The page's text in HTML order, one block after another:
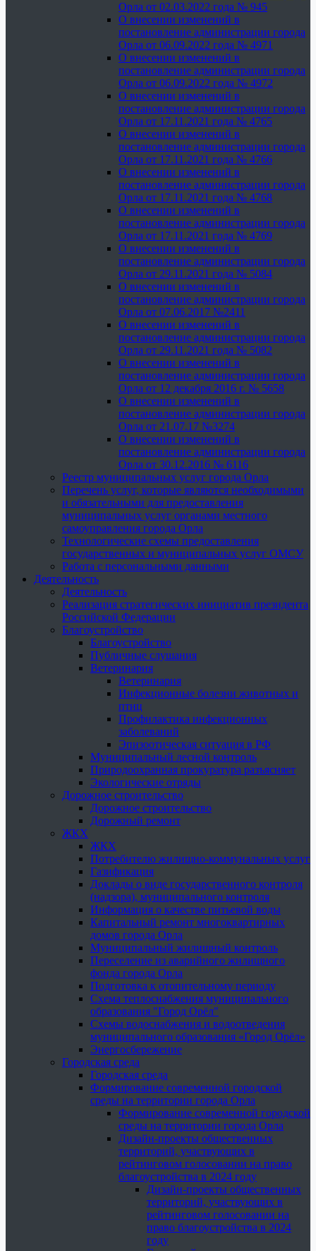
Орла от 02.03.2022 года № 945
О внесении изменений в
постановление администрации города
Орла от 06.09.2022 года № 4971
О внесении изменений в
постановление администрации города
Орла от 06.09.2022 года № 4972
О внесении изменений в
постановление администрации города
Орла от 17.11.2021 года № 4765
О внесении изменений в
постановление администрации города
Орла от 17.11.2021 года № 4766
О внесении изменений в
постановление администрации города
Орла от 17.11.2021 года № 4768
О внесении изменений в
постановление администрации города
Орла от 17.11.2021 года № 4769
О внесении изменений в
постановление администрации города
Орла от 29.11.2021 года № 5084
О внесении изменений в
постановление администрации города
Орла от 07.06.2017 №2411
О внесении изменений в
постановление администрации города
Орла от 29.11.2021 года № 5082
О внесении изменений в
постановление администрации города
Орла от 12 декабря 2016 г. № 5658
О внесении изменений в
постановление администрации города
Орла от 21.07.17 №3274
О внесении изменений в
постановление администрации города
Орла от 30.12.2016 № 6116
Реестр муниципальных услуг города Орла
Перечень услуг, которые являются необходимыми
и обязательными для предоставления
муниципальных услуг органами местного
самоуправления города Орла
Технологические схемы предоставления
государственных и муниципальных услуг ОМСУ
Работа с персональными данными
Деятельность
Деятельность
Реализация стратегических инициатив президента
Российской Федерации
Благоустройство
Благоустройство
Публичные слушания
Ветеринария
Ветеринария
Инфекционные болезни животных и
птиц
Профилактика инфекционных
заболеваний
Эпизоотическая ситуация в РФ
Муниципальный лесной контроль
Природоохранная прокуратура разъясняет
Экологические отряды
Дорожное строительство
Дорожное строительство
Дорожный ремонт
ЖКХ
ЖКХ
Потребителю жилищно-коммунальных услуг
Газификация
Доклады о виде государственного контроля
(надзора), муниципального контроля
Информация о качестве питьевой воды
Капитальный ремонт многоквартирных
домов города Орла
Муниципальный жилищный контроль
Переселение из аварийного жилищного
фонда города Орла
Подготовка к отопительному периоду
Схема теплоснабжения муниципального
образования "Город Орёл"
Схемы водоснабжения и водоотведения
муниципального образования «Город Орёл»
Энергосбережение
Городская среда
Городская среда
Формирование современной городской
среды на территории города Орла
Формирование современной городской
среды на территории города Орла
Дизайн-проекты общественных
территорий, участвующих в
рейтинговом голосовании на право
благоустройства в 2024 году
Дизайн-проекты общественных
территорий, участвующих в
рейтинговом голосовании на
право благоустройства в 2024
году